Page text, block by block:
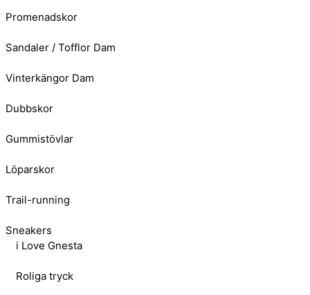
Promenadskor
Sandaler / Tofflor Dam
Vinterkängor Dam
Dubbskor
Gummistövlar
Löparskor
Trail-running
Sneakers
i Love Gnesta
Roliga tryck